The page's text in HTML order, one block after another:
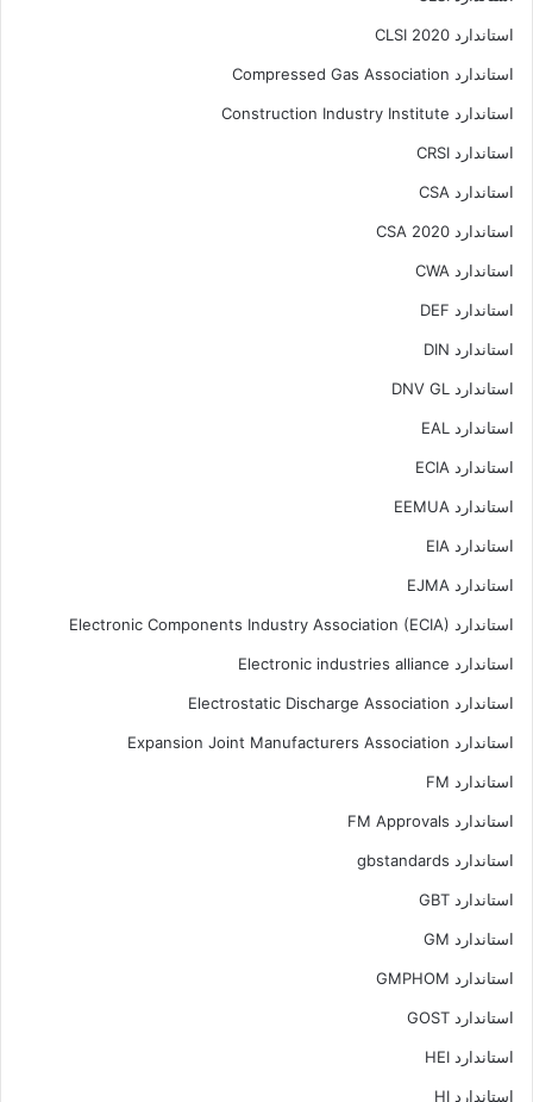
استاندارد CLSI 2020
استاندارد Compressed Gas Association
استاندارد Construction Industry Institute
استاندارد CRSI
استاندارد CSA
استاندارد CSA 2020
استاندارد CWA
استاندارد DEF
استاندارد DIN
استاندارد DNV GL
استاندارد EAL
استاندارد ECIA
استاندارد EEMUA
استاندارد EIA
استاندارد EJMA
استاندارد Electronic Components Industry Association (ECIA)
استاندارد Electronic industries alliance
استاندارد Electrostatic Discharge Association
استاندارد Expansion Joint Manufacturers Association
استاندارد FM
استاندارد FM Approvals
استاندارد gbstandards
استاندارد GBT
استاندارد GM
استاندارد GMPHOM
استاندارد GOST
استاندارد HEI
استاندارد HI